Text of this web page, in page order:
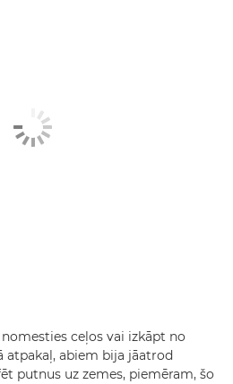
ceļos vai izkāpt no
atpakaļ, abiem bija jāatrod
putnus uz zemes, piemēram, šo